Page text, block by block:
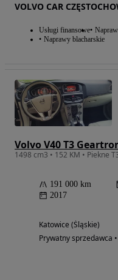
VOLVO CAR
Usługi finansowe
Naprawy blacharskie
Volvo V40 T3
1498 cm3 • 152 KM • Piekne
191 000 km
2017
Katowice (Śląskie)
Prywatny sprzedawca